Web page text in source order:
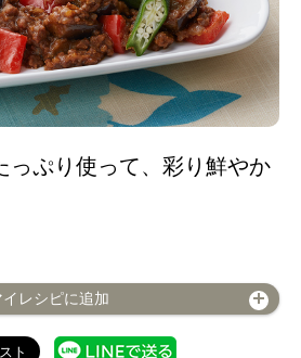
っぷり使って、彩り鮮やか
イレシピに追加